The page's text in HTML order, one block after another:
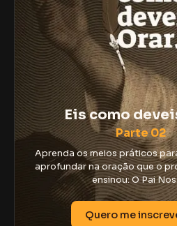
Eis como
Parte 02
Aprenda os meios práticos
aprofundar na oração que o
ensinou: O Pai
Quero me